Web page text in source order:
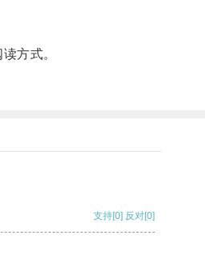
方式。
支持[0] 反对[0]